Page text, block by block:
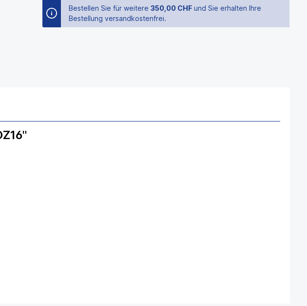
Bestellen Sie für weitere350,00 CHF und Sie erhalten Ihre
Bestellung versandkostenfrei.